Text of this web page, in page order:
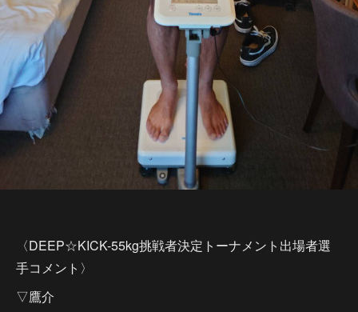
〈DEEP☆KICK-55kg挑戦者決定トーナメント出場者選
手コメント〉
▽鷹介